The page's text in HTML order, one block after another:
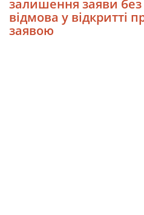
залишення заяви без
відмова у відкритті
заявою